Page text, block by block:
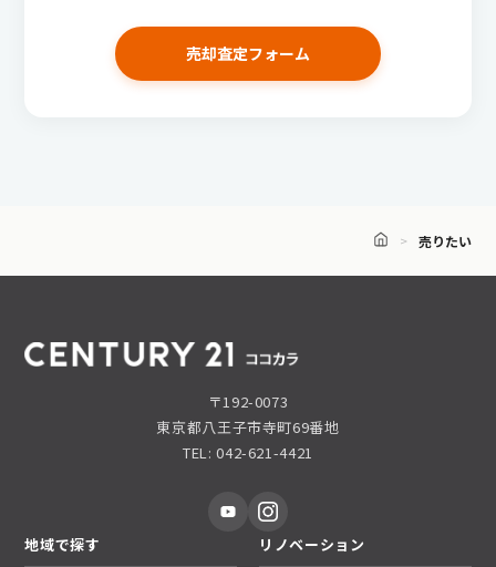
売却査定フォーム
売りたい
〒192-0073
東京都八王子市寺町69番地
TEL: 042-621-4421
地域で探す リノベーション